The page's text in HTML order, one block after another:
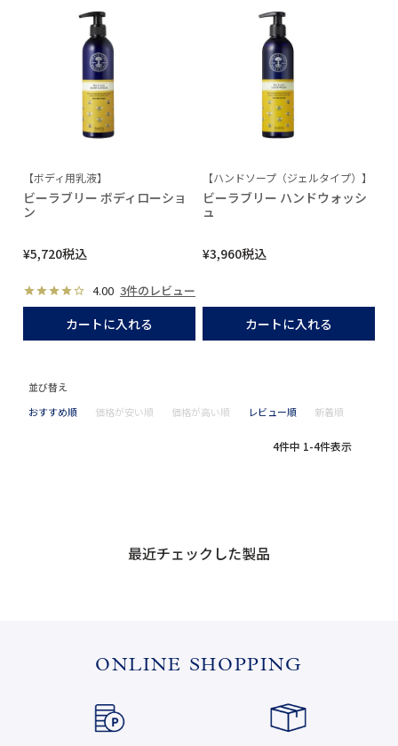
【ボディ用乳液】
ビーラブリー ボディローショ
ン
¥5,720税込
4.00 3件のレビュー
カートに入れる
【ハンドソープ（ジェルタイプ）】
ビーラブリー ハンドウォッシ
ュ
¥3,960税込
カートに入れる
並び替え
おすすめ順
価格が安い順 価格が高い順 レビュー順 新着順
4件中 1-4件表示
最近チェックした製品
ONLINE SHOPPING